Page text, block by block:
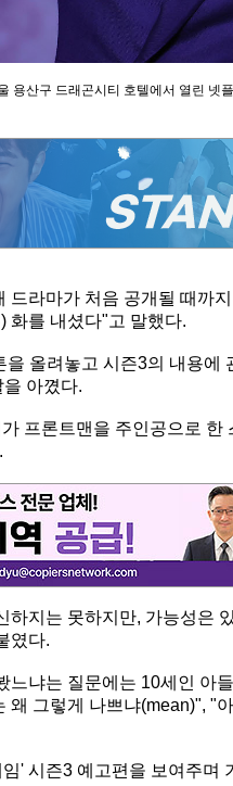
용산구 드래곤시티 호텔에서 열린 넷
드라마가 처음 공개될 때까
화를 내셨다"고 말했다.
을 올려놓고 시즌3의 내용
아꼈다.
프론트맨을 주인공으로
하지는 못하지만, 가능성은
였다.
느냐는 질문에는 10세인 아
왜 그렇게 나쁘냐(mean)", "
' 시즌3 예고편을 보여주며